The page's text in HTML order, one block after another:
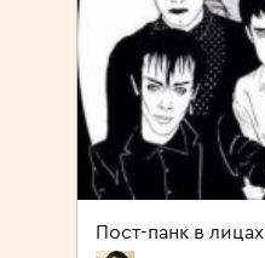
Пост-панк в лицах